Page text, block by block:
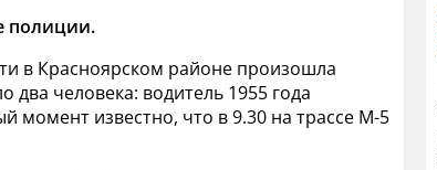
полиции.
в Красноярском районе произошла
два человека: водитель 1955 года
момент известно, что в 9.30 на трассе М-5